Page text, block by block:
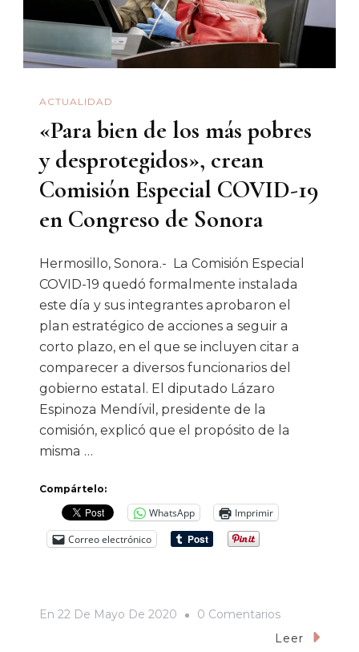
ACTUALIDAD
«Para bien de los más pobres
y desprotegidos», crean
Comisión Especial COVID-19
en Congreso de Sonora
Hermosillo, Sonora.- La Comisión Especial
COVID-19 quedó formalmente instalada
este día y sus integrantes aprobaron el
plan estratégico de acciones a seguir a
corto plazo, en el que se incluyen citar a
comparecer a diversos funcionarios del
gobierno estatal. El diputado Lázaro
Espinoza Mendívil, presidente de la
comisión, explicó que el propósito de la
misma …
Compártelo:
WhatsApp
Imprimir
Correo electrónico
En 22 De Mayo De 2020 0 ComentariosEn
«Para
Leer